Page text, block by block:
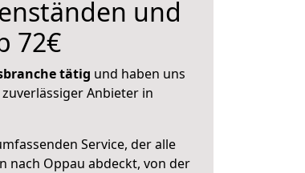
und
72€
tätig und haben uns
Anbieter in
Service, der alle
nach Oppau abdeckt, von der